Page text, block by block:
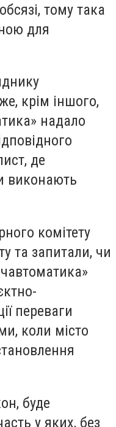
тому така
для
крім іншого,
надало
де
виконають
комітету
та запитали, чи
переваги
коли місто
буде
у яких, без